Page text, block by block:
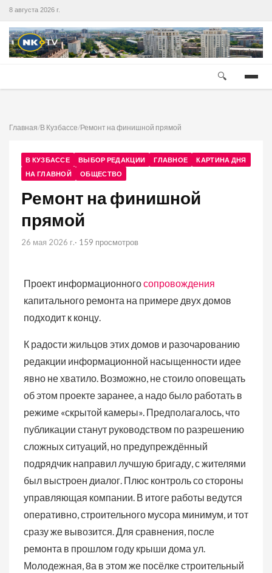
8 августа 2026 г.
🔍
Главная/В Кузбассе/Ремонт на финишной прямой
В КУЗБАССЕ ВЫБОР РЕДАКЦИИ ГЛАВНОЕ
КАРТИНА ДНЯ
НА ГЛАВНОЙ
ОБЩЕСТВО
Ремонт на финишной
прямой
26 мая 2026 г.· 159 просмотров
Проект информационногосопровождения
капитального ремонта на примере двух домов
подходит к концу.
К радости жильцов этих домов и разочарованию
редакции информационной насыщенности идее
явно не хватило. Возможно, не стоило оповещать
об этом проекте заранее, а надо было работать в
режиме «скрытой камеры». Предполагалось, что
публикации станут руководством по разрешению
сложных ситуаций, но предупреждённый
подрядчик направил лучшую бригаду, с жителями
был выстроен диалог. Плюс контроль со стороны
управляющая компании. В итоге работы ведутся
оперативно, строительного мусора минимум, и тот
сразу же вывозится. Для сравнения, после
ремонта в прошлом году крыши дома ул.
Молодежная, 8а в этом же посёлке строительный